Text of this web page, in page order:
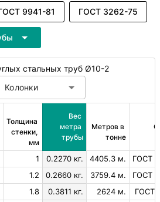
9941-81 ГОСТ 3262-75
стальных труб Ø10-2
Колонки
Толщина
стенки,
мм
Вес
метра
трубы
Метров в
тонне
1 0.2270 кг. 4405.3 м.
ГОСТ
1.2 0.2660 кг. 3759.4 м.
ГОСТ
1.8 0.3811 кг. 2624 м.
ГОСТ